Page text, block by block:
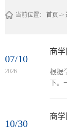
当前位置： 首页 ->
07/10
2026
商
根据
下
班：
10/30
商